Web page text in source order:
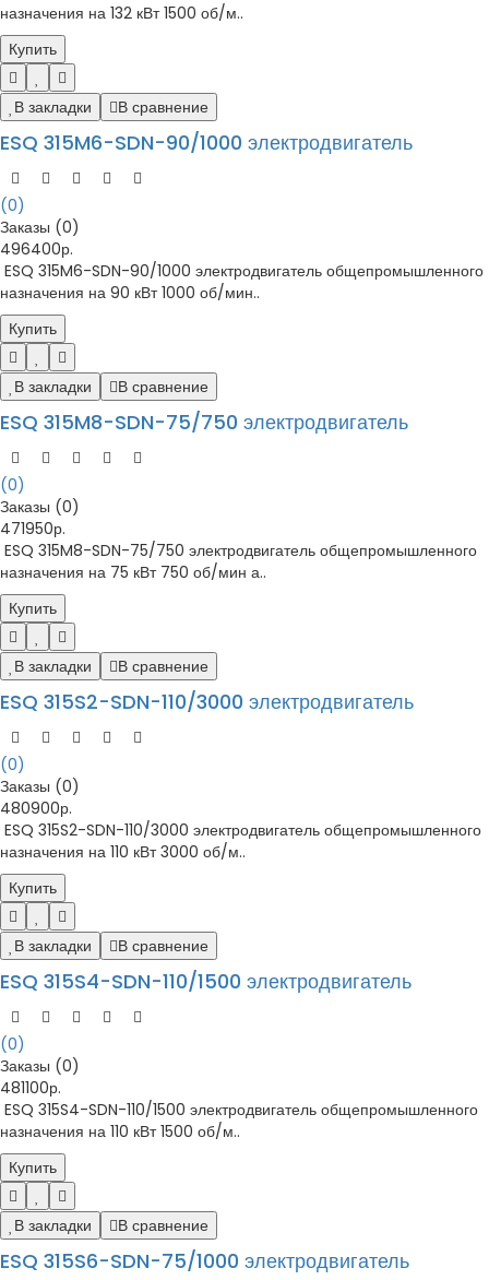
назначения на 132 кВт 1500 об/м..
Купить
В закладки В сравнение
ESQ 315M6-SDN-90/1000 электродвигатель
(0)
Заказы (0)
496400р.
ESQ 315M6-SDN-90/1000 электродвигатель общепромышленного
назначения на 90 кВт 1000 об/мин..
Купить
В закладки В сравнение
ESQ 315M8-SDN-75/750 электродвигатель
(0)
Заказы (0)
471950р.
ESQ 315M8-SDN-75/750 электродвигатель общепромышленного
назначения на 75 кВт 750 об/мин а..
Купить
В закладки В сравнение
ESQ 315S2-SDN-110/3000 электродвигатель
(0)
Заказы (0)
480900р.
ESQ 315S2-SDN-110/3000 электродвигатель общепромышленного
назначения на 110 кВт 3000 об/м..
Купить
В закладки В сравнение
ESQ 315S4-SDN-110/1500 электродвигатель
(0)
Заказы (0)
481100р.
ESQ 315S4-SDN-110/1500 электродвигатель общепромышленного
назначения на 110 кВт 1500 об/м..
Купить
В закладки В сравнение
ESQ 315S6-SDN-75/1000 электродвигатель